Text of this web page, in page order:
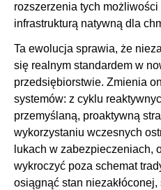
rozszerzenia tych
infrastrukturą natywną dla
Ta ewolucja sprawia, że
się realnym standardem w
przedsiębiorstwie. Zmienia
systemów: z cyklu
przemyślaną, proaktywną
wykorzystaniu wczesnych
lukach w zabezpieczeniach,
wykroczyć poza schemat
osiągnąć stan